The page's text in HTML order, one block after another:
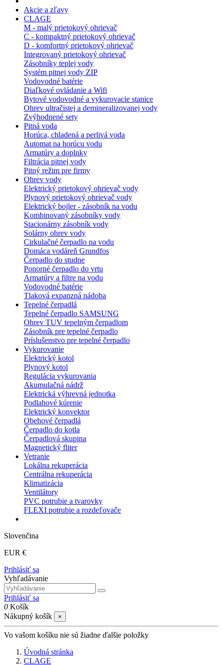
Akcie a zľavy
CLAGE
M - malý prietokový ohrievač
C - kompaktný prietokový ohrievač
D - komfortný prietokový ohrievač
Integrovaný prietokový ohrievač
Zásobníky teplej vody
Systém pitnej vody ZIP
Vodovodné batérie
Diaľkové ovládanie a Wifi
Bytové vodovodné a vykurovacie stanice
Ohrev ultračistej a demineralizovanej vody
Zvýhodnené sety
Pitná voda
Horúca, chladená a perlivá voda
Automat na horúcu vodu
Armatúry a doplnky
Filtrácia pitnej vody
Pitný režim pre firmy
Ohrev vody
Elektrický prietokový ohrievač vody
Plynový prietokový ohrievač vody
Elektrický bojler - zásobník na vodu
Kombinovaný zásobníky vody
Stacionárny zásobník vody
Solárny ohrev vody
Cirkulačné čerpadlo na vodu
Domáca vodáreň Grundfos
Čerpadlo do studne
Ponorné čerpadlo do vrtu
Armatúry a filtre na vodu
Vodovodné batérie
Tlaková expanzná nádoba
Tepelné čerpadlá
Tepelné čerpadlo SAMSUNG
Ohrev TUV tepelným čerpadlom
Zásobník pre tepelné čerpadlo
Príslušenstvo pre tepelné čerpadlo
Vykurovanie
Elektrický kotol
Plynový kotol
Regulácia vykurovania
Akumulačná nádrž
Elektrická výhrevná jednotka
Podlahové kúrenie
Elektrický konvektor
Obehové čerpadlá
Čerpadlo do kotla
Čerpadlová skupina
Magnetický fliter
Vetranie
Lokálna rekuperácia
Centrálna rekuperácia
Klimatizácia
Ventilátory
PVC potrubie a tvarovky
FLEXI potrubie a rozdeľovače
Slovenčina
EUR €
Prihlásiť sa
Vyhľadávanie
Prihlásiť sa
0 Košík
Nákupný košík
×
Vo vašom košíku nie sú žiadne ďalšie položky
Úvodná stránka
CLAGE